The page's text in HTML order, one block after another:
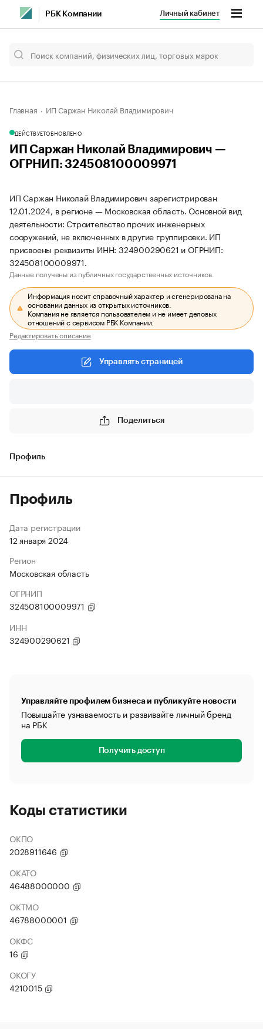
РБК Компании Личный кабинет
Главная ИП Саржан Николай Владимирович
ДЕЙСТВУЕТОБНОВЛЕНО
ИП Саржан Николай Владимирович —
ОГРНИП: 324508100009971
ИП Саржан Николай Владимирович зарегистрирован
12.01.2024, в регионе — Московская область. Основной вид
деятельности: Строительство прочих инженерных
сооружений, не включенных в другие группировки. ИП
присвоены реквизиты ИНН: 324900290621 и ОГРНИП:
324508100009971.
Данные получены из публичных государственных источников.
Информация носит справочный характер и сгенерирована на
основании данных из открытых источников.
Компания не является пользователем и не имеет деловых
отношений с сервисом РБК Компании.
Редактировать описание
Управлять страницей
Поделиться
Профиль
Профиль
Дата регистрации
12 января 2024
Регион
Московская область
ОГРНИП
324508100009971
ИНН
324900290621
Управляйте профилем бизнеса и публикуйте новости
Повышайте узнаваемость и развивайте личный бренд
на РБК
Получить доступ
Коды статистики
ОКПО
2028911646
ОКАТО
46488000000
ОКТМО
46788000001
ОКФС
16
ОКОГУ
4210015